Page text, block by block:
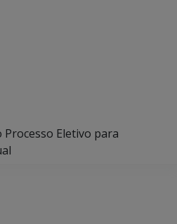
Processo Eletivo para